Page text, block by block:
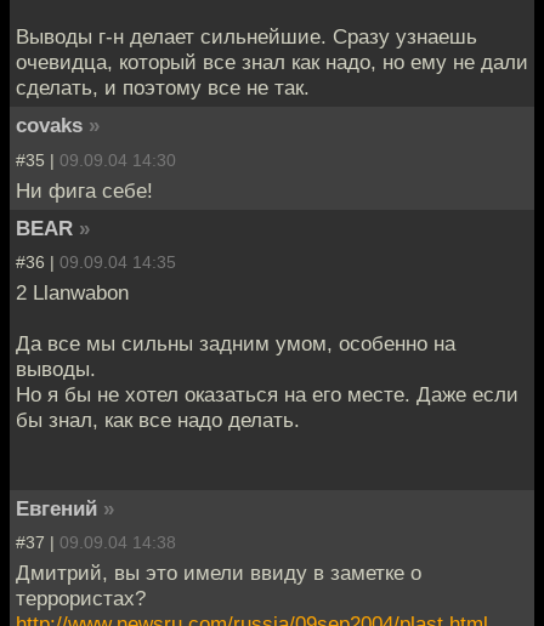
Выводы г-н делает сильнейшие. Сразу узнаешь
очевидца, который все знал как надо, но ему не дали
сделать, и поэтому все не так.
covaks »
#35 | 09.09.04 14:30
Ни фига себе!
BEAR »
#36 | 09.09.04 14:35
2 Llanwabon
Да все мы сильны задним умом, особенно на
выводы.
Но я бы не хотел оказаться на его месте. Даже если
бы знал, как все надо делать.
Евгений »
#37 | 09.09.04 14:38
Дмитрий, вы это имели ввиду в заметке о
террористах?